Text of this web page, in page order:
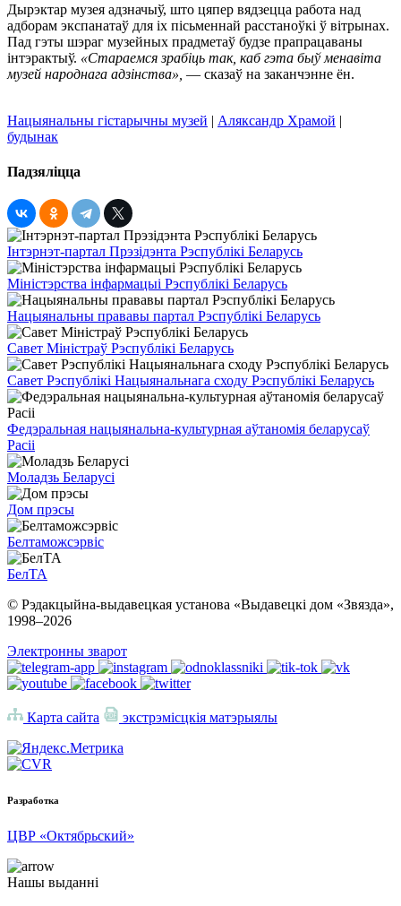
Дырэктар музея адзначыў, што цяпер вядзецца работа над
адборам экспанатаў для іх пісьменнай расстаноўкі ў вітрынах.
Пад гэты шэраг музейных прадметаў будзе прапрацаваны
інтэрактыў. «Стараемся зрабіць так, каб гэта быў менавіта
музей народнага адзінства», — сказаў на заканчэнне ён.
Нацыянальны гістарычны музей | Аляксандр Храмой |
будынак
Падзяліцца
Інтэрнэт-партал Прэзідэнта Рэспублікі Беларусь
Міністэрства інфармацыі Рэспублікі Беларусь
Нацыянальны прававы партал Рэспублікі Беларусь
Савет Міністраў Рэспублікі Беларусь
Савет Рэспублікі Нацыянальнага сходу Рэспублікі Беларусь
Федэральная нацыянальна-культурная аўтаномія беларусаў
Расіі
Моладзь Беларусі
Дом прэсы
Белтаможсэрвіс
БелТА
© Рэдакцыйна-выдавецкая установа «Выдавецкі дом «Звязда»,
1998–2026
Электронны зварот
Карта сайта экстрэмісцкія матэрыялы
Разработка
ЦВР «Октябрьский»
Нашы выданні